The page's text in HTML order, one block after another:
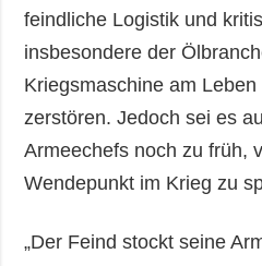
feindliche Logistik und
insbesondere der
Kriegsmaschine am
zerstören. Jedoch sei es
Armeechefs noch zu früh,
Wendepunkt im Krieg zu
„Der Feind stockt seine